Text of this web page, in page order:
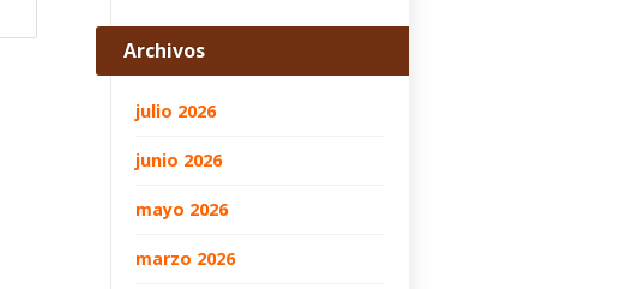
Archivos
julio 2026
junio 2026
mayo 2026
marzo 2026